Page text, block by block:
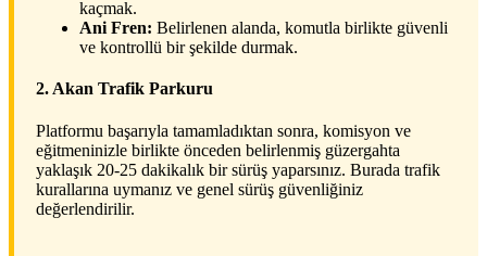
kaçmak.
Ani Fren: Belirlenen alanda, komutla birlikte güvenli
ve kontrollü bir şekilde durmak.
2. Akan Trafik Parkuru
Platformu başarıyla tamamladıktan sonra, komisyon ve
eğitmeninizle birlikte önceden belirlenmiş güzergahta
yaklaşık 20-25 dakikalık bir sürüş yaparsınız. Burada trafik
kurallarına uymanız ve genel sürüş güvenliğiniz
değerlendirilir.